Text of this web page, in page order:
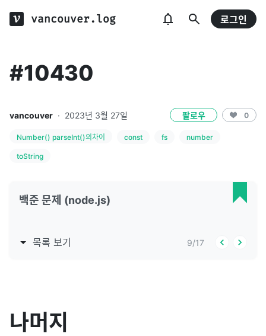
vancouver.log 로그인
#10430
vancouver · 2023년 3월 27일 팔로우 0
Number() parseInt()의차이 const fs number
toString
백준 문제 (node.js)
목록 보기 9/17
나머지